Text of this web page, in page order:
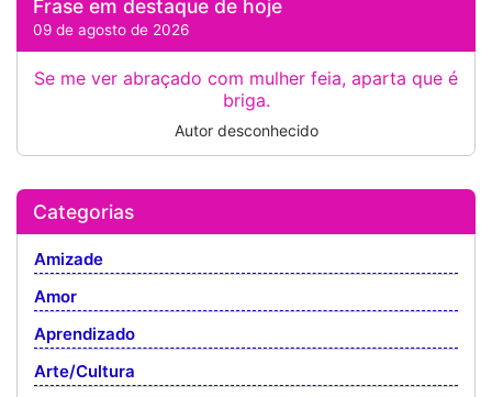
Frase em destaque de hoje
09 de agosto de 2026
Se me ver abraçado com mulher feia, aparta que é
briga.
Autor desconhecido
Categorias
Amizade
Amor
Aprendizado
Arte/Cultura